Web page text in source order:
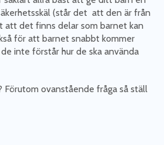
(står det att den är från
att det finns delar som barnet kan
för att barnet snabbt kommer
inte förstår hur de ska använda
Förutom ovanstående fråga så ställ